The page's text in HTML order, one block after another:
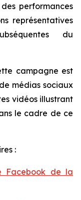
performances
représentatives
du
campagne est
médias sociaux
vidéos illustrant
le cadre de ce
:
Facebook de la